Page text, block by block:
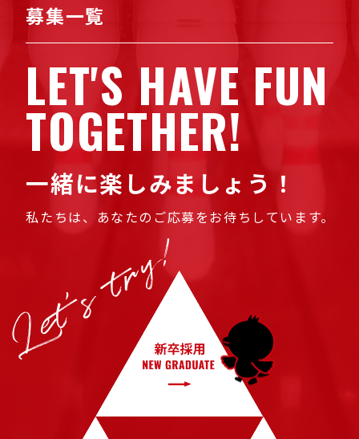
募集一覧
LET'S HAVE FUN
TOGETHER!
一緒に楽しみましょう！
私たちは、あなたのご応募をお待ちしています。
try!